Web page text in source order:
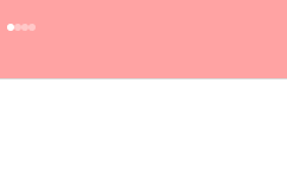
Go to item 1
Go to item 2
Go to item 3
Go to item 4